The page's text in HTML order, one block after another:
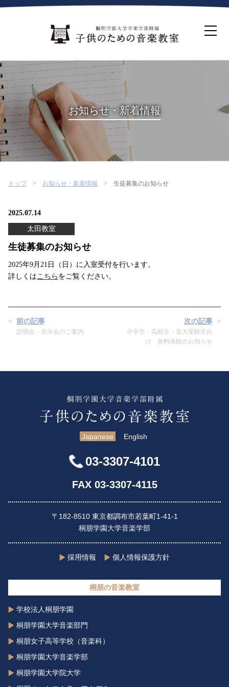
ホーム
生徒募集について
教室案内
コース紹介
概要・沿革
桐朋を選ぶ理由
インタビュー・コラム
イベント
よくある質問
お知らせ・新着情報
トップ お知らせ・新着情報 生徒募集のお知らせ
2025.07.14
太田教室
生徒募集のお知らせ
2025年9月21日（日）に入室受付を行います。
詳しくは こちら をご覧ください。
前の記事
説明会・見学会のご案内
次の記事
中学生・高校生・音大受験生向
け 無料体験のお知らせ
Japanese English
03-3307-4101
FAX 03-3307-4115
〒182-8510 東京都調布市若葉町1-41-1
桐朋学園大学音楽学部
採用情報 個人情報保護方針
桐朋の音楽教室
学校法人桐朋学園
桐朋学園大学音楽部門
桐朋女子高等学校（音楽科）
桐朋学園大学音楽学部
桐朋学園大学院大学